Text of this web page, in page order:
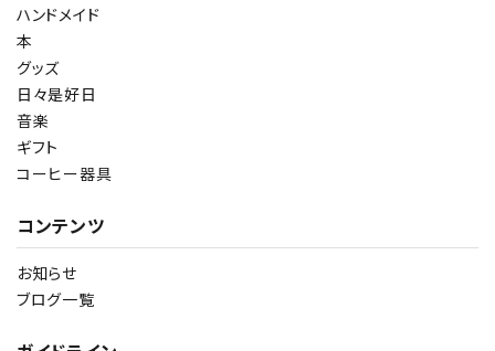
ハンドメイド
本
グッズ
日々是好日
音楽
ギフト
コーヒー器具
コンテンツ
お知らせ
ブログ一覧